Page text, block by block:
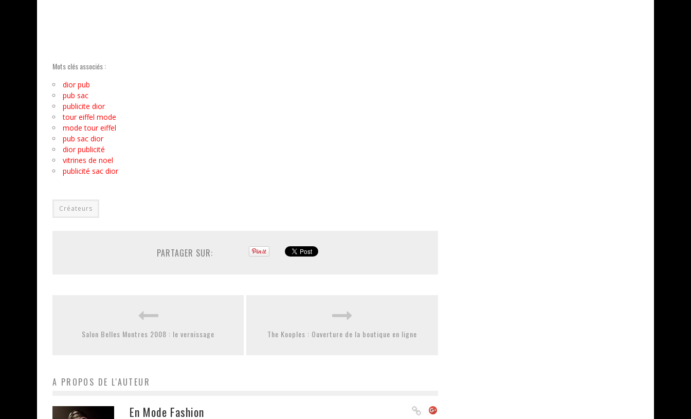
Mots clés associés :
dior pub
pub sac
publicite dior
tour eiffel mode
mode tour eiffel
pub sac dior
dior publicité
vitrines de noel
publicité sac dior
Créateurs
PARTAGER SUR:
Salon Belles Montres 2008 : le vernissage The Kooples : Ouverture de la boutique en ligne
A PROPOS DE L'AUTEUR
En Mode Fashion